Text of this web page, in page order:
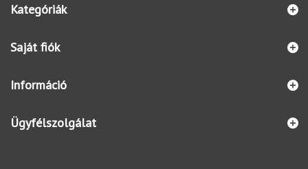
Kategóriák
Saját fiók
Információ
Ügyfélszolgálat